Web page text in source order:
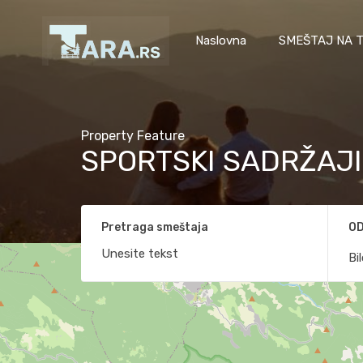
Naslovna SMEŠTAJ NA
Property Feature
SPORTSKI SADRŽAJI
Pretraga smeštaja